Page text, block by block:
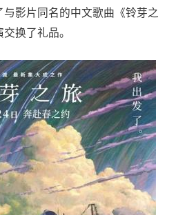
影片同名的中文歌曲《铃芽之
换了礼品。